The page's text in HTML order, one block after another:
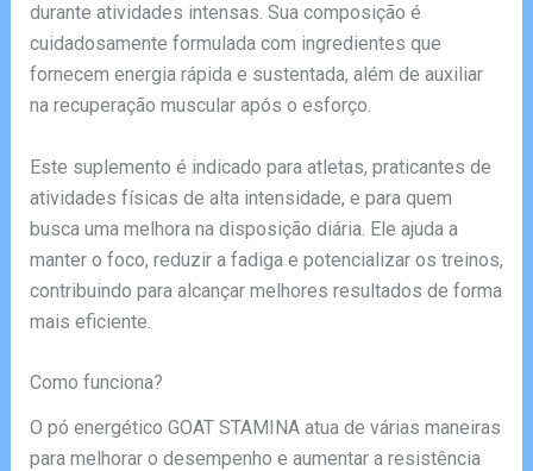
durante atividades intensas. Sua composição é
cuidadosamente formulada com ingredientes que
fornecem energia rápida e sustentada, além de auxiliar
na recuperação muscular após o esforço.
Este suplemento é indicado para atletas, praticantes de
atividades físicas de alta intensidade, e para quem
busca uma melhora na disposição diária. Ele ajuda a
manter o foco, reduzir a fadiga e potencializar os treinos,
contribuindo para alcançar melhores resultados de forma
mais eficiente.
Como funciona?
O pó energético GOAT STAMINA atua de várias maneiras
para melhorar o desempenho e aumentar a resistência